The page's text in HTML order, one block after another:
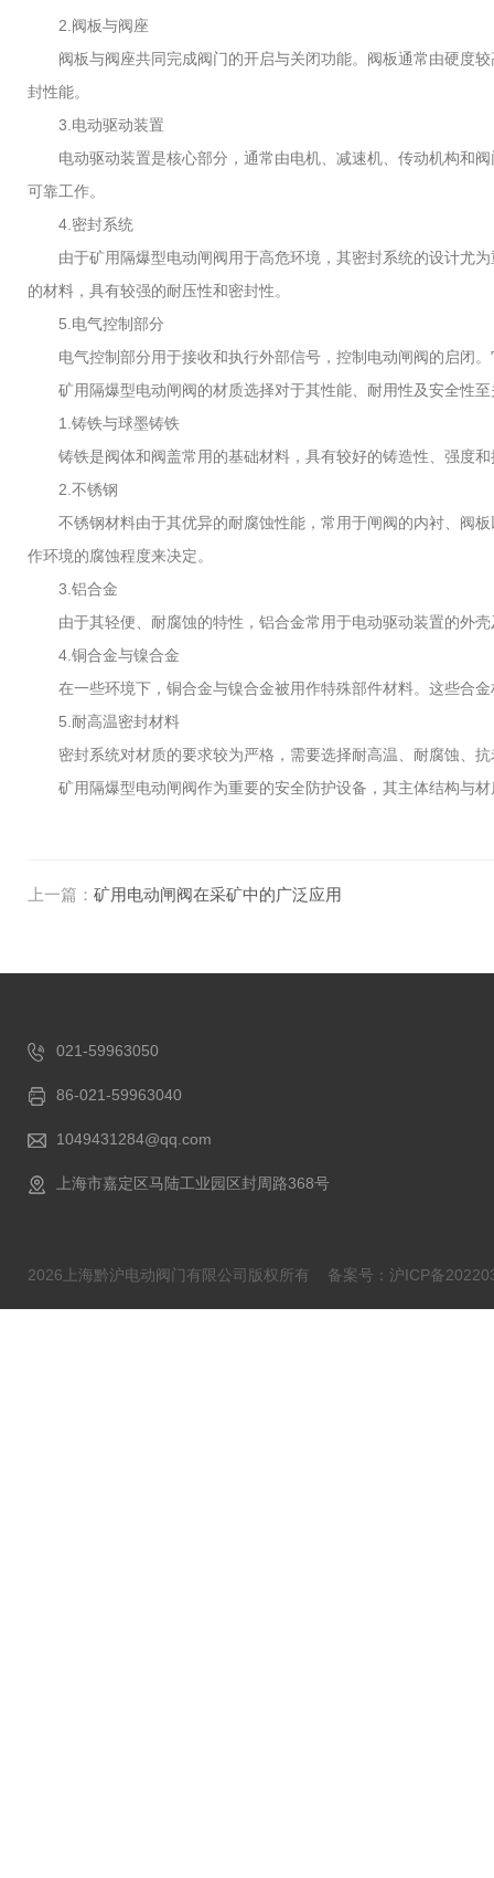
2.阀板与阀座
阀板与阀座共同完成阀门的开启与关闭功能。阀板通常由硬度较
封性能。
3.电动驱动装置
电动驱动装置是核心部分，通常由电机、减速机、传动机构和阀
可靠工作。
4.密封系统
由于矿用隔爆型电动闸阀用于高危环境，其密封系统的设计尤为
的材料，具有较强的耐压性和密封性。
5.电气控制部分
电气控制部分用于接收和执行外部信号，控制电动闸阀的启闭。
矿用隔爆型电动闸阀的材质选择对于其性能、耐用性及安全性至
1.铸铁与球墨铸铁
铸铁是阀体和阀盖常用的基础材料，具有较好的铸造性、强度和
2.不锈钢
不锈钢材料由于其优异的耐腐蚀性能，常用于闸阀的内衬、阀板
作环境的腐蚀程度来决定。
3.铝合金
由于其轻便、耐腐蚀的特性，铝合金常用于电动驱动装置的外壳
4.铜合金与镍合金
在一些环境下，铜合金与镍合金被用作特殊部件材料。这些合金
5.耐高温密封材料
密封系统对材质的要求较为严格，需要选择耐高温、耐腐蚀、抗
矿用隔爆型电动闸阀作为重要的安全防护设备，其主体结构与材
上一篇： 矿用电动闸阀在采矿中的广泛应用
021-59963050
86-021-59963040
1049431284@qq.com
上海市嘉定区马陆工业园区封周路368号
2026上海黔沪电动阀门有限公司版权所有 备案号：沪ICP备